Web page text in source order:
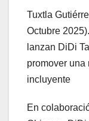
Tuxtla
Octubre
lanzan DiDi
promover una
incluyente
En